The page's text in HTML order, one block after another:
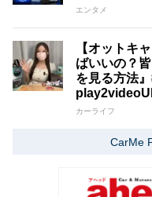
エンタメ
【オットキ
ばいいの？
を見る方法
カーライフ
CarMe